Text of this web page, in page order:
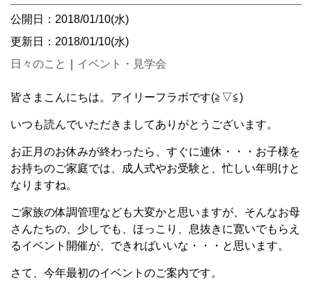
公開日：2018/01/10(水)
更新日：2018/01/10(水)
日々のこと
イベント・見学会
皆さまこんにちは。アイリーフラボです(≧▽≦)
いつも読んでいただきましてありがとうございます。
お正月のお休みが終わったら、すぐに連休・・・お子様を
お持ちのご家庭では、成人式やお受験と、忙しい年明けと
なりますね。
ご家族の体調管理なども大変かと思いますが、そんなお母
さんたちの、少しでも、ほっこり、息抜きに寛いでもらえ
るイベント開催が、できればいいな・・・と思います。
さて、今年最初のイベントのご案内です。